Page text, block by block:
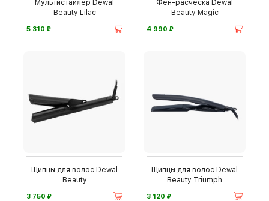
Мультистайлер Dewal
Beauty Lilac
5 310 ⃏
Фен-расческа Dewal
Beauty Magic
4 990 ⃏
Щипцы для волос Dewal
Beauty
3 750 ⃏
Щипцы для волос Dewal
Beauty Triumph
3 120 ⃏